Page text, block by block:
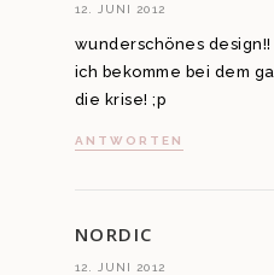
12. JUNI 2012
wunderschönes design!!
ich bekomme bei dem
die krise! ;p
ANTWORTEN
NORDIC
12. JUNI 2012